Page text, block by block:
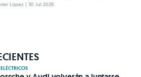
López | 30 Jul 2026
ELÉCTRICOS